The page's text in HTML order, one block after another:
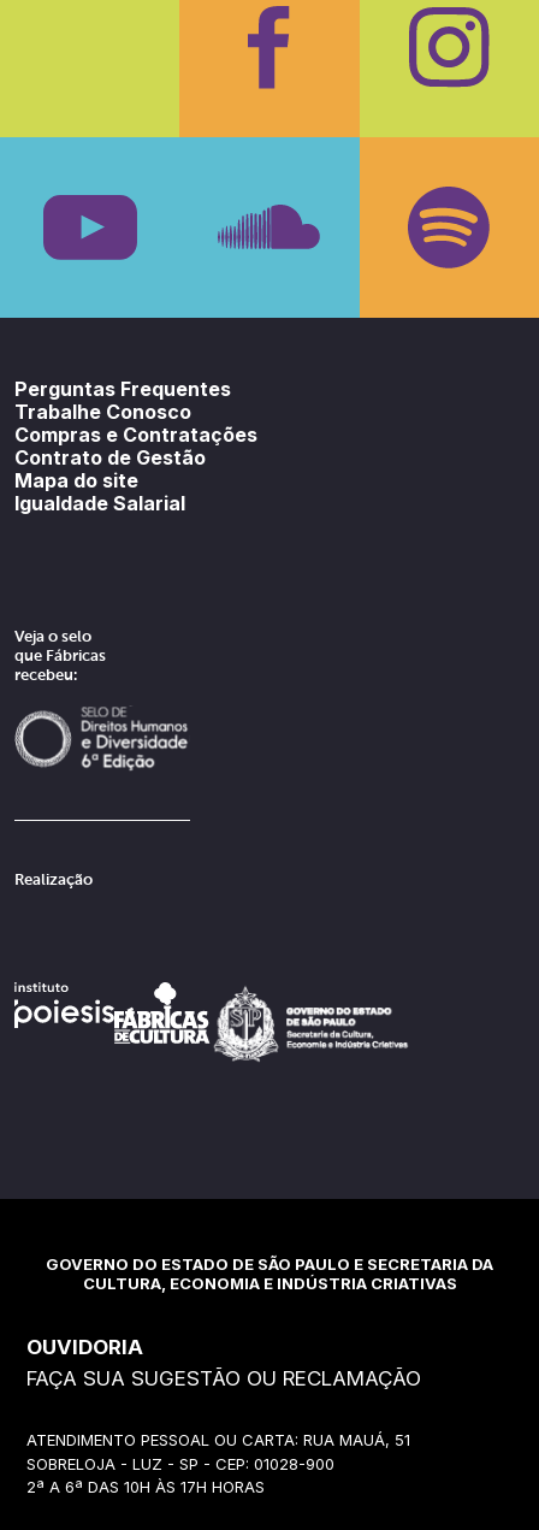
Facebook
Perguntas Frequentes
Trabalhe Conosco
Compras e Contratações
Contrato de Gestão
Mapa do site
Igualdade Salarial
Veja o selo
que Fábricas
recebeu:
Realização
GOVERNO DO ESTADO DE SÃO PAULO E SECRETARIA DA
CULTURA, ECONOMIA E INDÚSTRIA CRIATIVAS
OUVIDORIA
FAÇA SUA SUGESTÃO OU RECLAMAÇÃO
ATENDIMENTO PESSOAL OU CARTA: RUA MAUÁ, 51
SOBRELOJA - LUZ - SP - CEP: 01028-900
2ª A 6ª DAS 10H ÀS 17H HORAS